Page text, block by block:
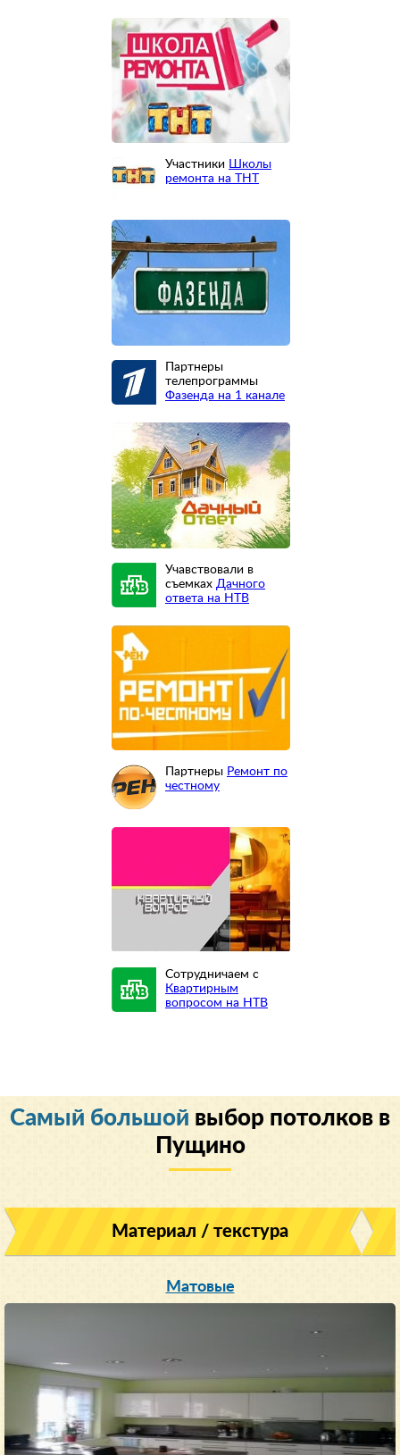
Участники Школы
ремонта на ТНТ
Партнеры
телепрограммы
Фазенда на 1 канале
Учавствовали в
съемках Дачного
ответа на НТВ
Партнеры Ремонт по
честному
Сотрудничаем с
Квартирным
вопросом на НТВ
Cамый большой выбор потолков в
Пущино
Материал / текстура
Матовые